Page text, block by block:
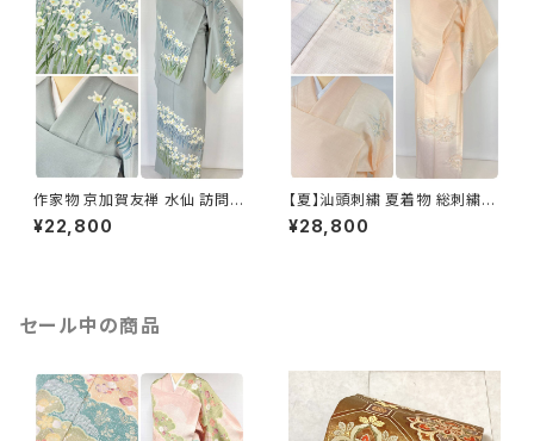
作家物 京加賀友禅 水仙 訪問着
正絹 袷 浅葱鼠 青緑 グレー 白
1157
¥22,800
【夏】汕頭刺繍 夏着物 総刺繍
絽 訪問着 正絹 オレンジ サーモ
ンピンク 水色 1243
¥28,800
セール中の商品